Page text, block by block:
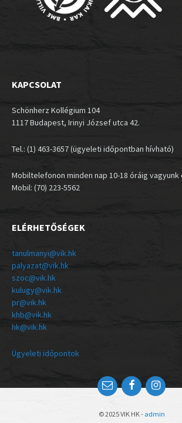
KAPCSOLAT
Schönherz Kollégium 104
1117 Budapest, Irinyi József utca 42.
Tel.: (1) 463-3657 (ügyeleti időpontban hívható)
Mobiltelefonon minden nap 10-18 óráig
Mobil: (70) 223-5562
ELÉRHETŐSÉGEK
tanulmanyi@vik.hk
palyazat@vik.hk
szoc@vik.hk
kulugy@vik.hk
pr@vik.hk
khb@vik.hk
hk@vik.hk
Ügyeleti időpontok
© 2025 VIK HK - admin